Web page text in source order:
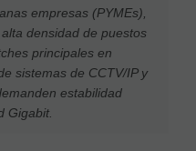
empresas (PYMEs),
densidad de puestos
principales en
sistemas de CCTV/IP y
estabilidad
Gigabit.